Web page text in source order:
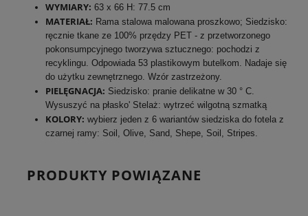
WYMIARY: 63 x 66 H: 77.5 cm
MATERIAŁ: Rama stalowa malowana proszkowo; Siedzisko:
ręcznie tkane ze 100% przędzy PET - z przetworzonego
pokonsumpcyjnego tworzywa sztucznego: pochodzi z
recyklingu. Odpowiada 53 plastikowym butelkom. Nadaje się
do użytku zewnętrznego. Wzór zastrzeżony.
PIELĘGNACJA: Siedzisko: pranie delikatne w 30 ° C.
Wysuszyć na płasko' Stelaż: wytrzeć wilgotną szmatką
KOLORY: wybierz jeden z 6 wariantów siedziska do fotela z
czarnej ramy: Soil, Olive, Sand, Shepe, Soil, Stripes.
PRODUKTY POWIĄZANE